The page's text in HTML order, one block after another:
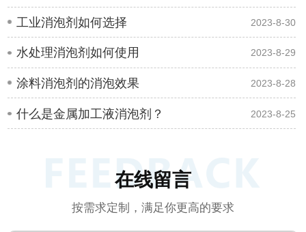
工业消泡剂如何选择 2023-8-30
水处理消泡剂如何使用 2023-8-29
涂料消泡剂的消泡效果 2023-8-28
什么是金属加工液消泡剂？ 2023-8-25
在线留言
按需求定制，满足你更高的要求